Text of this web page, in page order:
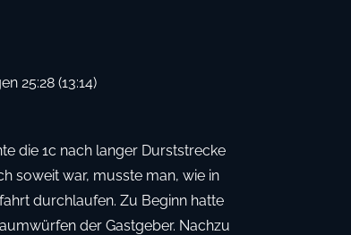
25:28 (13:14)
die 1c nach langer Durststrecke
soweit war, musste man, wie in
durchlaufen. Zu Beginn hatte
der Gastgeber. Nachzu